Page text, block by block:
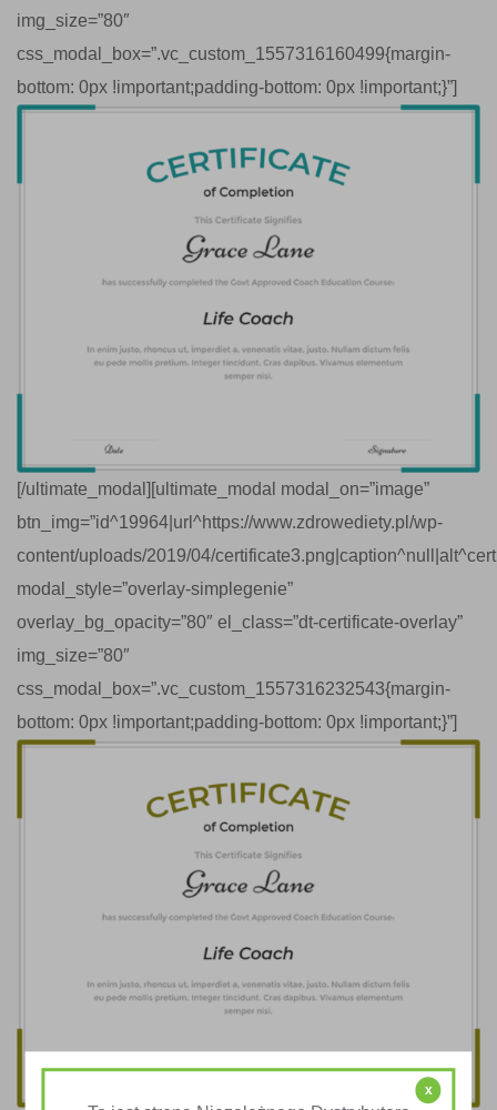
img_size=”80″
css_modal_box=”.vc_custom_1557316160499{margin-
bottom: 0px !important;padding-bottom: 0px !important;}”]
[/ultimate_modal][ultimate_modal modal_on=”image”
btn_img=”id^19964|url^https://www.zdrowediety.pl/wp-
content/uploads/2019/04/
modal_style=”overlay-simplegenie”
overlay_bg_opacity=”80″ el_class=”dt-certificate-overlay”
img_size=”80″
css_modal_box=”.vc_custom_1557316232543{margin-
bottom: 0px !important;padding-bottom: 0px !important;}”]
x